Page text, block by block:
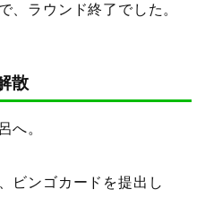
、ラウンド終了でした。
散
へ。
ビンゴカードを提出し